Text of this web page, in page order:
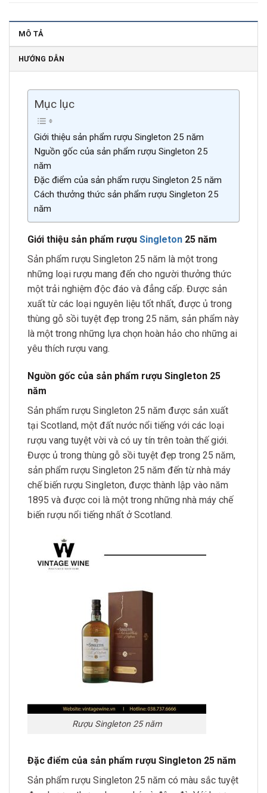
MÔ TẢ
HƯỚNG DẪN
Mục lục
Giới thiệu sản phẩm rượu Singleton 25 năm
Nguồn gốc của sản phẩm rượu Singleton 25
năm
Đặc điểm của sản phẩm rượu Singleton 25 năm
Cách thưởng thức sản phẩm rượu Singleton 25
năm
Giới thiệu sản phẩm rượu Singleton 25 năm
Sản phẩm rượu Singleton 25 năm là một trong
những loại rượu mang đến cho người thưởng thức
một trải nghiệm độc đáo và đẳng cấp. Được sản
xuất từ các loại nguyên liệu tốt nhất, được ủ trong
thùng gỗ sồi tuyệt đẹp trong 25 năm, sản phẩm này
là một trong những lựa chọn hoàn hảo cho những ai
yêu thích rượu vang.
Nguồn gốc của sản phẩm rượu Singleton 25
năm
Sản phẩm rượu Singleton 25 năm được sản xuất
tại Scotland, một đất nước nổi tiếng với các loại
rượu vang tuyệt vời và có uy tín trên toàn thế giới.
Được ủ trong thùng gỗ sồi tuyệt đẹp trong 25 năm,
sản phẩm rượu Singleton 25 năm đến từ nhà máy
chế biến rượu Singleton, được thành lập vào năm
1895 và được coi là một trong những nhà máy chế
biến rượu nổi tiếng nhất ở Scotland.
Rượu Singleton 25 năm
Đặc điểm của sản phẩm rượu Singleton 25 năm
Sản phẩm rượu Singleton 25 năm có màu sắc tuyệt